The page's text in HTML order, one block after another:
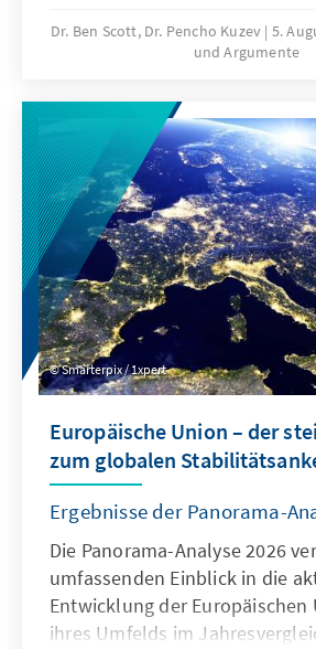
unter 16-Jährige reagieren
gefährliche digitale Produkte
Plattformen. Es sollte mit
System zertifizierter
werden, um die Regeln für
neu auszurichten: Kinder
geschützt werden, zugleich
für europäische Alternativen
Oligopol geöffnet werden.
Dr. Ben Scott, Dr. Pencho Kuzev 5.
und Argumente
Smarterpix / 1xpert
Europäische Union – der
zum globalen
Ergebnisse der Panorama-
Die Panorama-Analyse 2026
umfassenden Einblick in die
Entwicklung der Europäischen
ihres Umfelds im